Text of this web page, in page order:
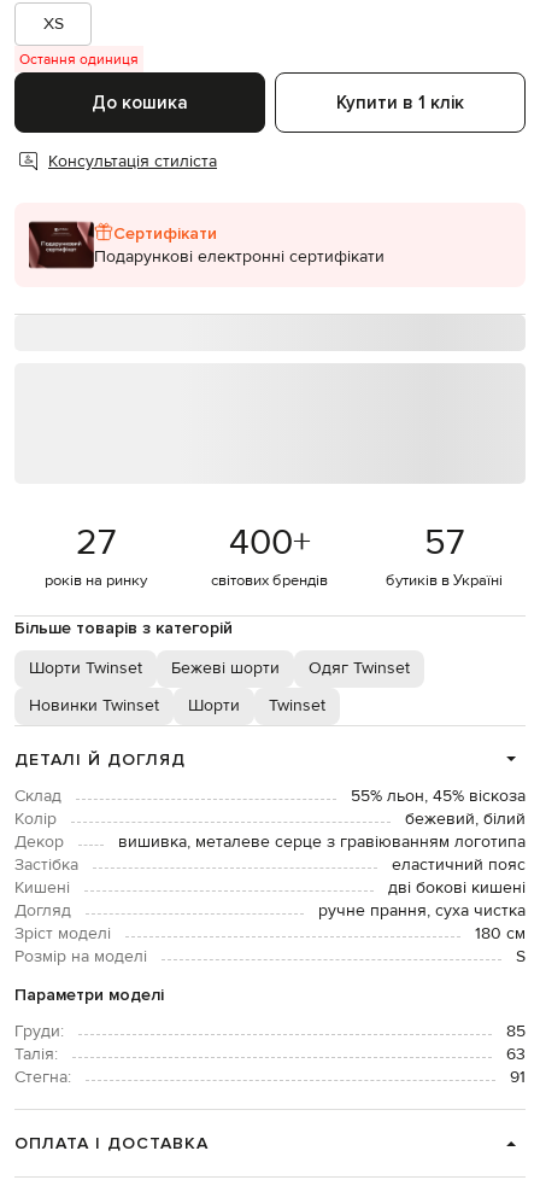
XS
Остання одиниця
До кошика Купити в 1 клік
Консультація стиліста
Сертифікати
Подарункові електронні сертифікати
27
років на ринку
400+
світових брендів
57
бутиків в Україні
Більше товарів з категорій
Шорти Twinset Бежеві шорти
Одяг Twinset
Новинки Twinset
Шорти Twinset
ДЕТАЛІ Й ДОГЛЯД
Склад
55% льон, 45% віскоза
Колір
бежевий, білий
Декор
вишивка, металеве серце з гравіюванням логотипа
Застібка
еластичний пояс
Кишені
дві бокові кишені
Догляд
ручне прання, суха чистка
Зріст моделі
180 см
Розмір на моделі
S
Параметри моделі
Груди:
85
Талія:
63
Стегна:
91
ОПЛАТА І ДОСТАВКА